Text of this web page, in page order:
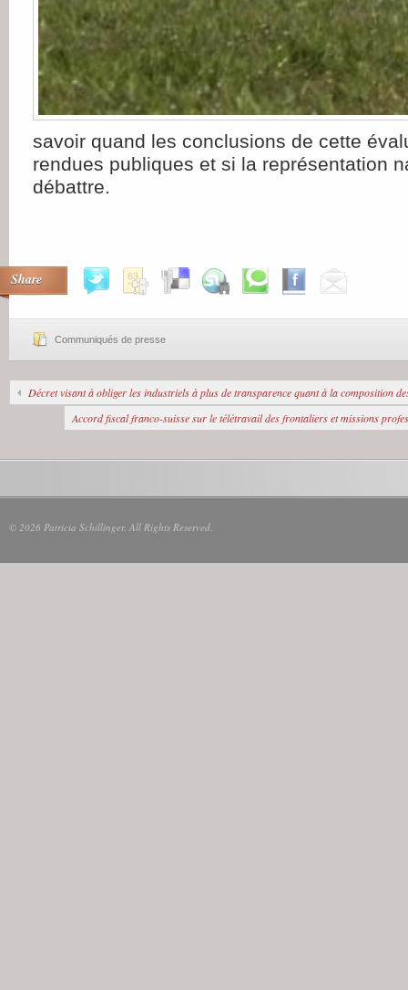
savoir quand les conclusions de cette
rendues publiques et si la représentation
débattre.
Share
Communiqués de presse
Décret visant à obliger les industriels à plus de transparence quant à la composition
Accord fiscal franco-suisse sur le télétravail des frontaliers et missions
© 2026 Patricia Schillinger. All Rights Reserved.